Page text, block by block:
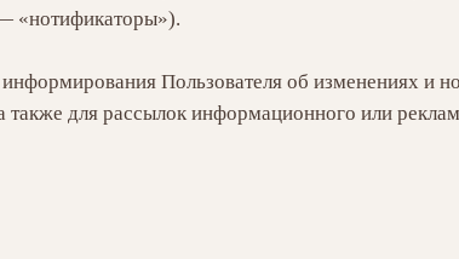
«нотификаторы»).
Пользователя об изменениях и
для рассылок информационного или